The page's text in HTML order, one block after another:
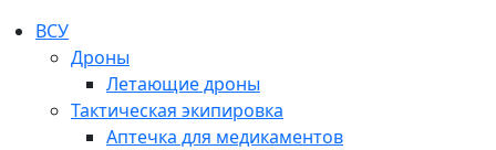
ВСУ
Дроны
Летающие дроны
Тактическая экипировка
Аптечка для медикаментов